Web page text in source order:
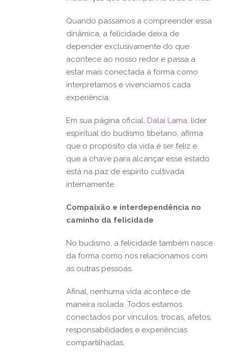
Quando passamos a compreender essa
dinâmica, a felicidade deixa de
depender exclusivamente do que
acontece ao nosso redor e passa a
estar mais conectada à forma como
interpretamos e vivenciamos cada
experiência.
Em sua página oficial, Dalai Lama , líder
espiritual do budismo tibetano, afirma
que o propósito da vida é ser feliz e
que a chave para alcançar esse estado
está na paz de espírito cultivada
internamente.
Compaixão e interdependência no
caminho da felicidade
No budismo, a felicidade também nasce
da forma como nos relacionamos com
as outras pessoas.
Afinal, nenhuma vida acontece de
maneira isolada. Todos estamos
conectados por vínculos, trocas, afetos,
responsabilidades e experiências
compartilhadas.